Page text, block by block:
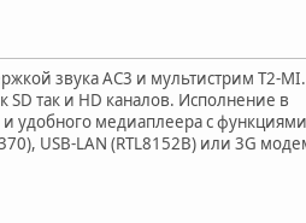
звука AC3 и мультистрим T2-
так и HD каналов. Исполнение в
удобного медиаплеера с
USB-LAN (RTL8152B) или 3G